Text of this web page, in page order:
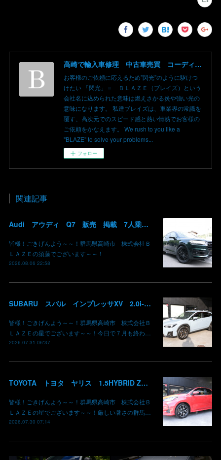
高崎で輸入車修理 中古車売買 コーディングならBLAZE（ブレイズ）へ│BLAZE Total Car Support & Modify in Takasaki Gunma
お客様のご依頼に応えるため”閃光”のように駆けつ
けたい 「閃光」＝ ＢＬＡＺＥ（ブレイズ）という
会社名に込められた意味は燃えさかる炎や強い光の
意味になります。 私達ブレイズは、車業界の常識を
覆す、高次元でのスピード感と熱い情熱でお客様の
ご依頼をかなえます。 We rush to you like a
"BLAZE" to solve your problems...
フォロー
関連記事
Audi アウディ Q7 販売 掲載 7人乗り リアモニター サンルーフ 車検整備2年付き 群馬 高崎
皆様！ごきげんよう～～！群馬県高崎市 株式会社Ｂ
ＬＡＺＥの須藤でございます～～！
2026.08.06 22:58
SUBARU スバル インプレッサXV 2.0i-L EyeSight AWD 御納車 GT7 群馬県高崎市 株式会社BLAZE
皆様！ごきげんよう～～！群馬県高崎市 株式会社Ｂ
ＬＡＺＥの星でございます～～！今日で７月も終わ…
2026.07.31 06:37
TOYOTA トヨタ ヤリス 1.5HYBRID Z 御納車 MXPH10 コーラルクリスタルシャイン 3U7 群馬県高崎市 株式会社BLAZE
皆様！ごきげんよう～～！群馬県高崎市 株式会社Ｂ
ＬＡＺＥの星でございます～～！厳しい暑さの群馬…
2026.07.30 07:14